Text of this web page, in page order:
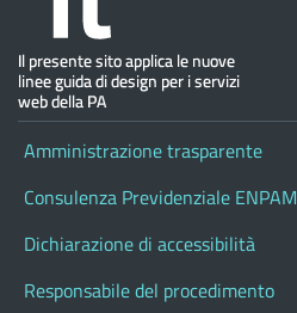
Amministrazione trasparente
Consulenza Previdenziale ENPAM
Dichiarazione di accessibilità
Responsabile del procedimento